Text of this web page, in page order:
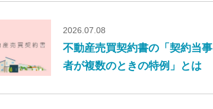
2026.07.08
不動産売買契約書の「契約当事
者が複数のときの特例」とは